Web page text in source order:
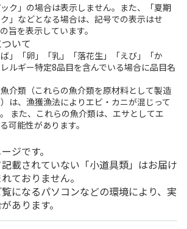
ク」の場合は表示しません。また、「夏期
」などとなる場合は、記号での表示はせ
旨を表示しています。
いて
」「卵」「乳」「落花生」「えび」「か
ルギー特定8品目を含んでいる場合に品目名
介類（これらの魚介類を原材料として製造
は、漁獲漁法によりエビ・カニが混じって
また、これらの魚介類は、エサとしてエ
可能性があります。
ジです。
載されていない「小道具類」はお届け
ておりません。
になるパソコンなどの環境により、実
あります。